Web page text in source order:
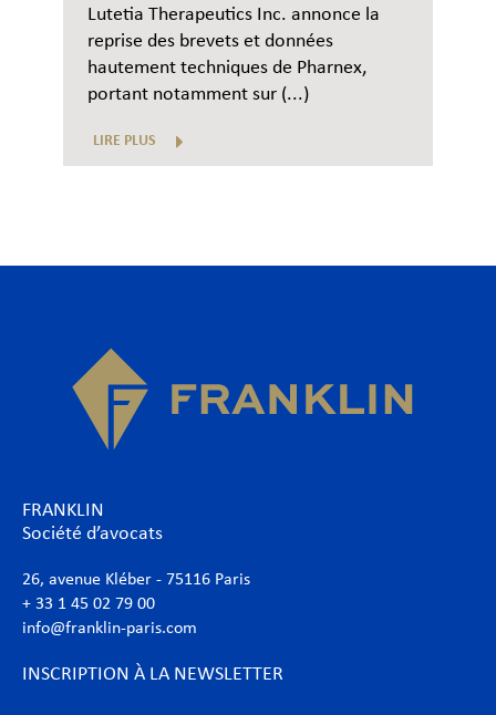
Lutetia Therapeutics Inc. annonce la
reprise des brevets et données
hautement techniques de Pharnex,
portant notamment sur (...)
LIRE PLUS
FRANKLIN
Société d’avocats
26, avenue Kléber - 75116 Paris
+ 33 1 45 02 79 00
info@franklin-paris.com
INSCRIPTION À LA NEWSLETTER